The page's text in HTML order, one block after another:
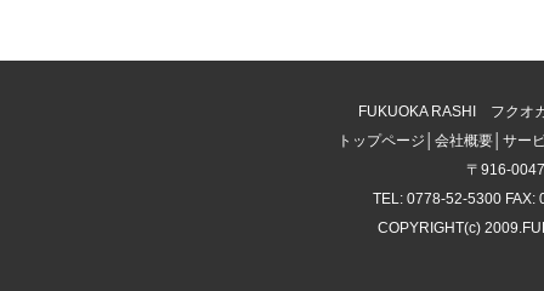
FUKUOKA RASHI フクオ
トップページ
会社概要 サー
〒916-
TEL: 0778-52-5300 FAX:
COPYRIGHT(c)